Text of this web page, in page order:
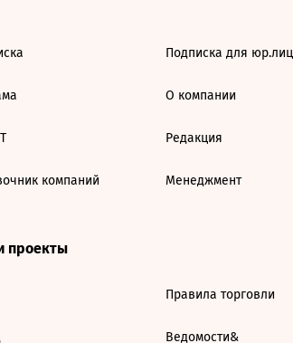
компаний
Подписка для юр.лиц
О компании
Редакция
Менеджмент
проекты
Правила торговли
Ведомости&